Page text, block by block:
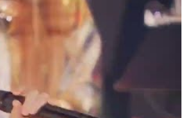
07.23